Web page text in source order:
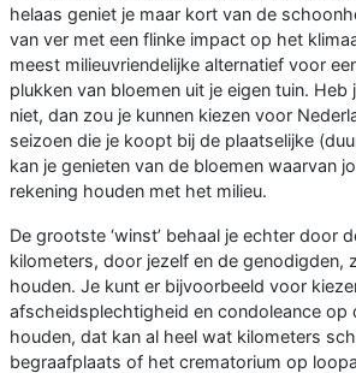
helaas geniet je maar kort van de
van ver met een flinke impact op het
meest milieuvriendelijke alternatief voor
plukken van bloemen uit je eigen tuin. Heb
niet, dan zou je kunnen kiezen voor
seizoen die je koopt bij de plaatselijke
kan je genieten van de bloemen waarvan
rekening houden met het milieu.
De grootste ‘winst’ behaal je echter door
kilometers, door jezelf en de genodigden,
houden. Je kunt er bijvoorbeeld voor
afscheidsplechtigheid en condoleance op
houden, dat kan al heel wat kilometers
begraafplaats of het crematorium op